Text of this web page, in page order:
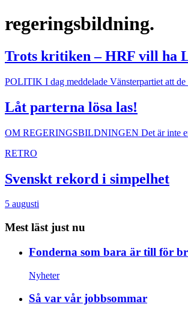
regeringsbildning.
Trots kritiken – HRF vill ha
POLITIK I dag meddelade Vänsterpartiet att
Låt parterna lösa las!
OM REGERINGSBILDNINGEN Det är inte
RETRO
Svenskt rekord i simpelhet
5 augusti
Mest läst just nu
Fonderna som bara är till för
Nyheter
Så var vår jobbsommar